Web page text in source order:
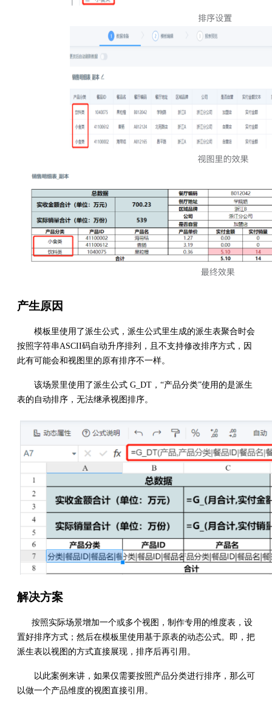
产生原因
模板里使用了派生公式，派生公式里生成的派生表聚合时会
按照字符串ASCII码自动升序排列，且不支持修改排序方式，因
此有可能会和视图里的原有排序不一样。
该场景里使用了派生公式 G_DT，“产品分类”使用的是派生
表的自动排序，无法继承视图排序。
解决方案
按照实际场景增加一个或多个视图，制作专用的维度表，设
置好排序方式；然后在模板里使用基于原表的动态公式。即，把
派生表以视图的方式直接展现，排序后再引用。
以此案例来讲，如果仅需要按照产品分类进行排序，那么可
以做一个产品维度的视图直接引用。